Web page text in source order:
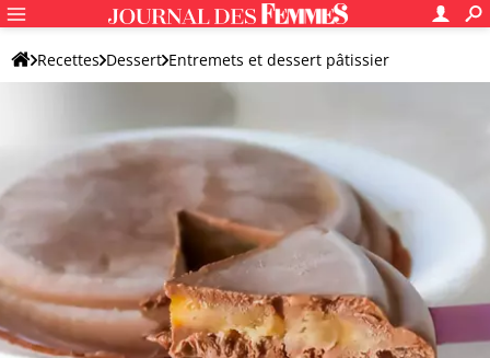
Recettes Dessert Entremets et dessert pâtissier